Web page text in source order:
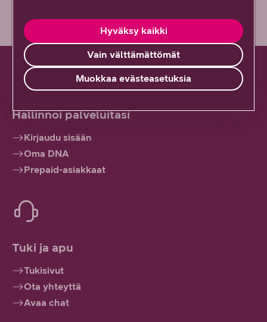
Hallinnoi palveluitasi
Kirjaudu sisään
Oma DNA
Prepaid-asiakkaat
Tuki ja apu
Tukisivut
Ota yhteyttä
Avaa chat
Vain välttämättömät
Hyväksy kaikki
Muokkaa evästeasetuksia